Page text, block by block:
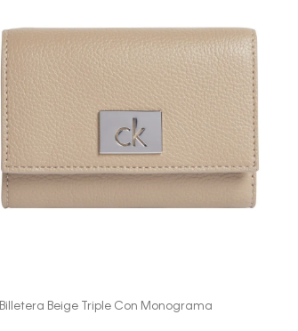
Billetera Beige Triple Con Monograma